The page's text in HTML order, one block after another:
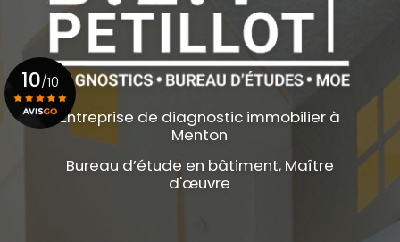
Entreprise de diagnostic immobilier à
Menton
Bureau d’étude en bâtiment, Maître
d'œuvre
10/10
Voir le certificat